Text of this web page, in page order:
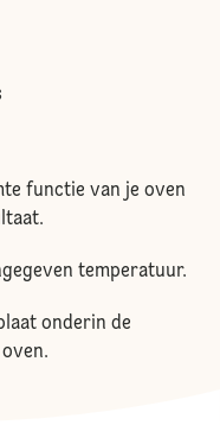
functie van je oven
temperatuur.
onderin de